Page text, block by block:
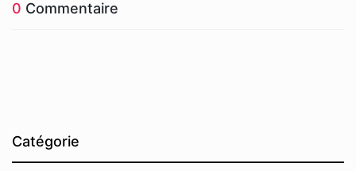
0 Commentaire
Catégorie